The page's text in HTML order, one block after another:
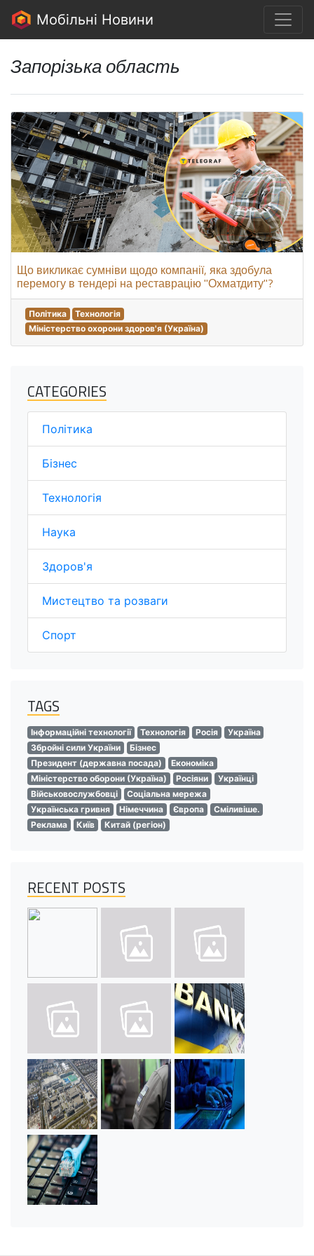
Мобільні Новини
Запорізька область
Що викликає сумніви щодо компанії, яка здобула
перемогу в тендері на реставрацію "Охматдиту"?
Політика
Технологія
Міністерство охорони здоров'я (Україна)
CATEGORIES
Політика
Бізнес
Технологія
Наука
Здоров'я
Мистецтво та розваги
Спорт
TAGS
Інформаційні технології Технологія Росія
Україна
Збройні сили України
Бізнес
Президент (державна посада)
Економіка
Міністерство оборони (Україна)
Росіяни
Українці
Військовослужбовці
Соціальна мережа
Українська гривня
Німеччина Європа
Сміливіше.
Реклама
Київ Китай (регіон)
RECENT POSTS